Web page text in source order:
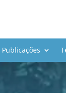
Publicações